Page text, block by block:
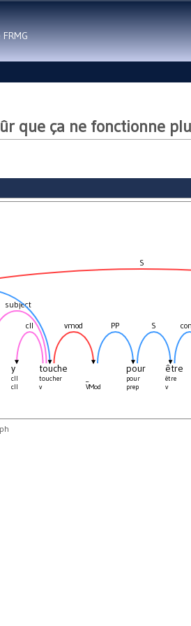
que ça ne fonctionne
y
cll
cll
touche
toucher
v
VMod
pour
pour
prep
être
être
v
S
PP
cll
subject
vmod
S